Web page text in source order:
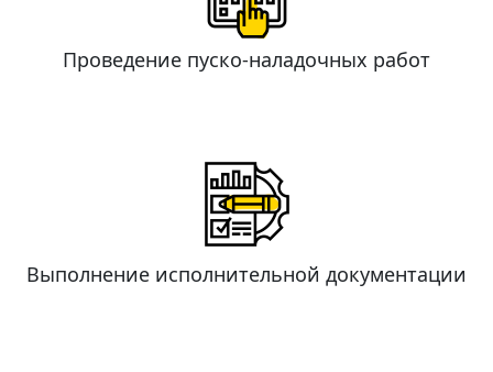
Проведение пуско-наладочных работ
Выполнение исполнительной документации